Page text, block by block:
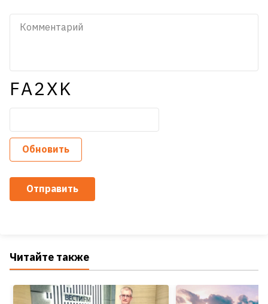
FA2XK
Обновить
Отправить
Читайте также